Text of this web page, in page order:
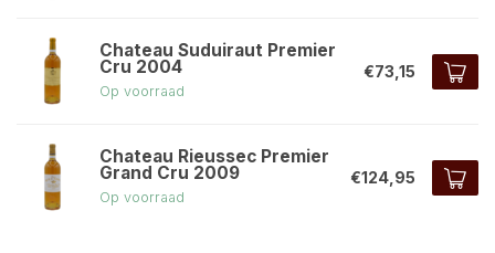
Chateau Suduiraut Premier
Cru 2004
Op voorraad
€73,15
Chateau Rieussec Premier
Grand Cru 2009
Op voorraad
€124,95